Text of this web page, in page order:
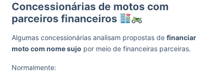
Concessionárias de motos com
parceiros financeiros
Algumas concessionárias analisam propostas de financiar
moto com nome sujo por meio de financeiras parceiras.
Normalmente: